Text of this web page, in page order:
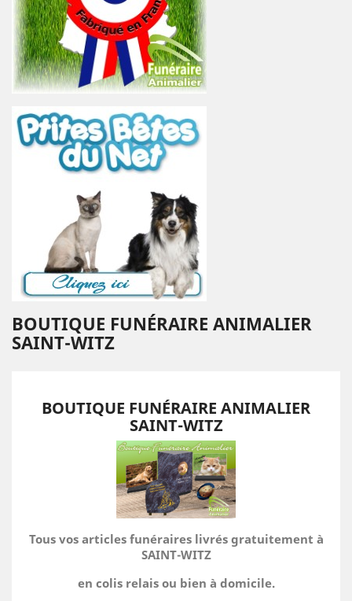
BOUTIQUE FUNÉRAIRE ANIMALIER
SAINT-WITZ
BOUTIQUE FUNÉRAIRE ANIMALIER
SAINT-WITZ
Tous vos articles funéraires livrés gratuitement à
SAINT-WITZ
en colis relais ou bien à domicile.